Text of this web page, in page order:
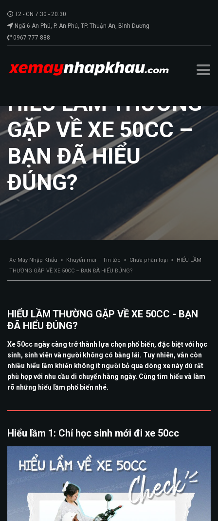
T2 - CN 7.30 - 20:30
Ngã 6 An Phú, P. An Phú, TP. Thuận An, Bình Dương
0967 777 888
HIỂU LẦM THƯỜNG
GẶP VỀ XE 50CC –
BẠN ĐÃ HIỂU
ĐÚNG?
Xe Máy Nhập Khẩu > Khuyến mãi – Tin tức > Chưa phân loại > HIỂU LẦM
THƯỜNG GẶP VỀ XE 50CC – BẠN ĐÃ HIỂU ĐÚNG?
HIỂU LẦM THƯỜNG GẶP VỀ XE 50CC - BẠN
ĐÃ HIỂU ĐÚNG?
Xe 50cc ngày càng trở thành lựa chọn phổ biến, đặc biệt với học
sinh, sinh viên và người không có bằng lái. Tuy nhiên, vẫn còn
nhiều hiểu lầm khiến không ít người bỏ qua dòng xe này dù rất
phù hợp với nhu cầu di chuyển hàng ngày. Cùng tìm hiểu và làm
rõ những hiểu lầm phổ biến nhé.
Hiểu lầm 1: Chỉ học sinh mới đi xe 50cc